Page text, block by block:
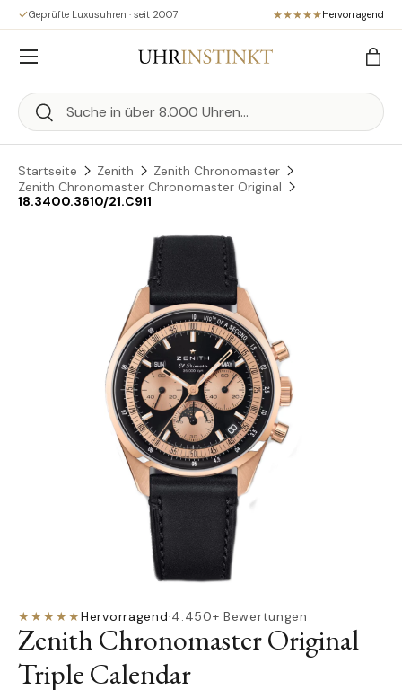
Direkt zum Inhalt
Geprüfte Luxusuhren · seit 2007 Hervorragend
Suchen
Suchen
Menü
Startseite Zenith
Zenith Chronomaster
Zenith Chronomaster Chronomaster Original
18.3400.3610/21.C911
Zu Produktinformationen springen
★★★★★Hervorragend·4.450+ Bewertungen
Zenith Chronomaster Original
Triple Calendar